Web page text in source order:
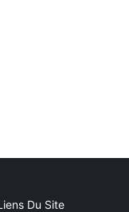
Du Site